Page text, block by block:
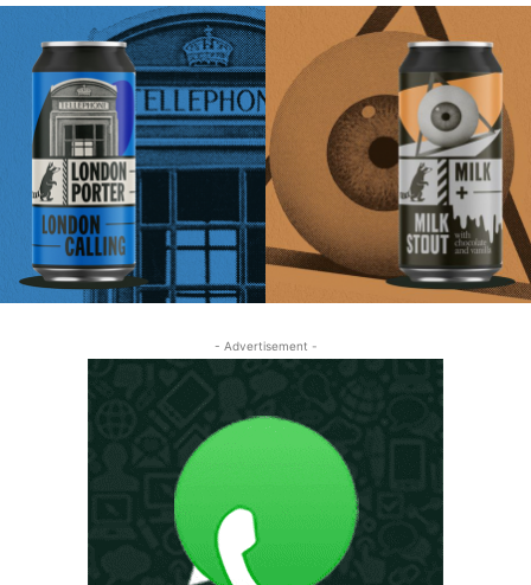
- Advertisement -